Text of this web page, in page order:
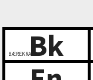
Bk
BÆREKRAFT